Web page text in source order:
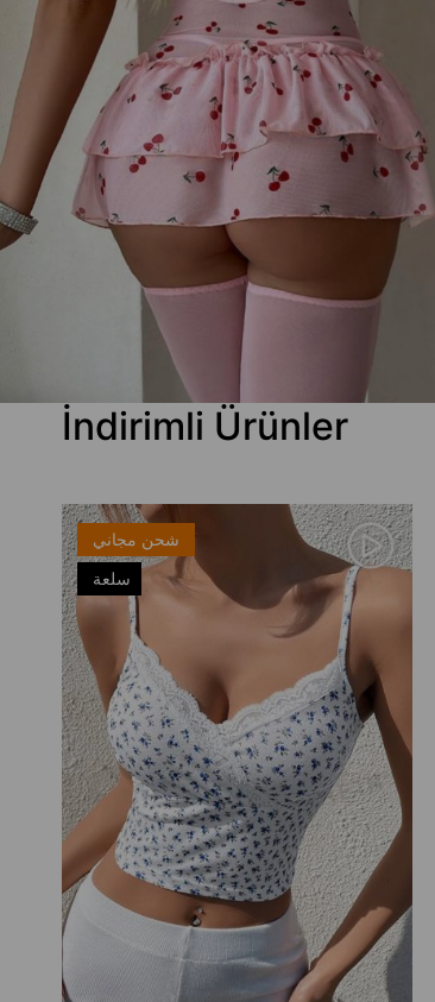
İndirimli Ürünler
شحن مجاني
سلعة
جديدة